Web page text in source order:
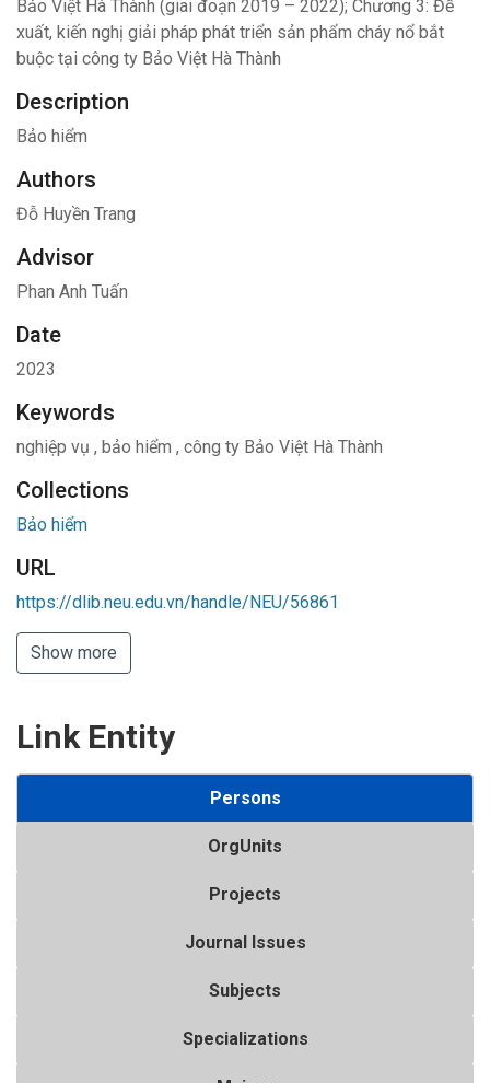
Bảo Việt Hà Thành (giai đoạn 2019 – 2022); Chương 3: Đề
xuất, kiến nghị giải pháp phát triển sản phẩm cháy nổ bắt
buộc tại công ty Bảo Việt Hà Thành
Description
Bảo hiểm
Authors
Đỗ Huyền Trang
Advisor
Phan Anh Tuấn
Date
2023
Keywords
nghiệp vụ , bảo hiểm , công ty Bảo Việt Hà Thành
Collections
Bảo hiểm
URL
https://dlib.neu.edu.vn/handle/NEU/56861
Show more
Link Entity
Persons
OrgUnits
Projects
Journal Issues
Subjects
Specializations